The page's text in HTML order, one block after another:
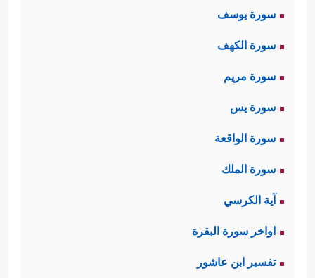
سورة يوسف
سورة الكهف
سورة مريم
سورة يس
سورة الواقعة
سورة الملك
آية الكرسي
اواخر سورة البقرة
تفسير ابن عاشور